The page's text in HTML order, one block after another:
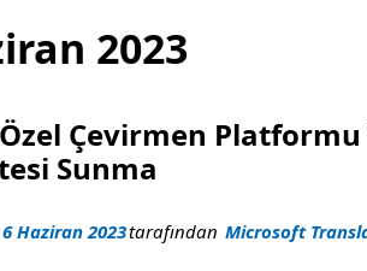
2023
Çevirmen
Sunma
6 Haziran 2023tarafından Microsoft